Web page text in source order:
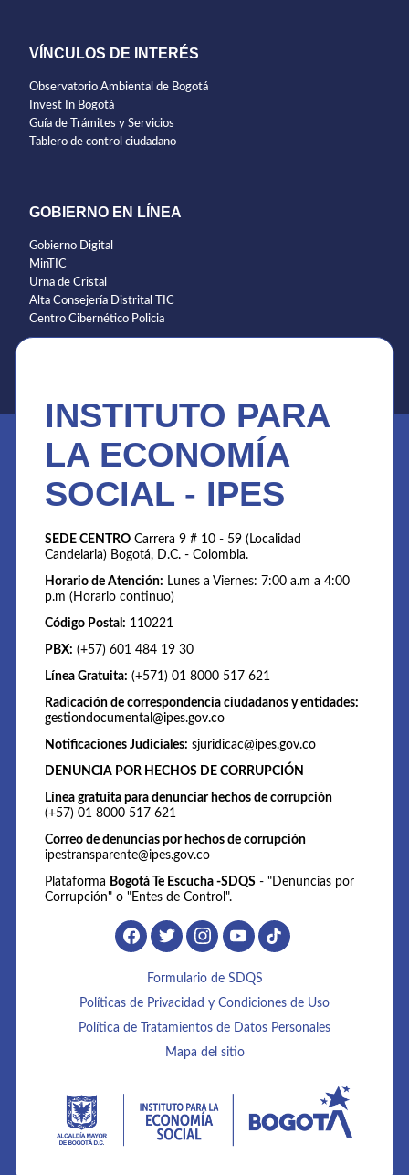
VÍNCULOS DE INTERÉS
Observatorio Ambiental de Bogotá
Invest In Bogotá
Guía de Trámites y Servicios
Tablero de control ciudadano
GOBIERNO EN LÍNEA
Gobierno Digital
MinTIC
Urna de Cristal
Alta Consejería Distrital TIC
Centro Cibernético Policia
INSTITUTO PARA
LA ECONOMÍA
SOCIAL - IPES
SEDE CENTRO Carrera 9 # 10 - 59 (Localidad
Candelaria) Bogotá, D.C. - Colombia.
Horario de Atención: Lunes a Viernes: 7:00 a.m a 4:00
p.m (Horario continuo)
Código Postal: 110221
PBX: (+57) 601 484 19 30
Línea Gratuita: (+571) 01 8000 517 621
Radicación de correspondencia ciudadanos y entidades:
gestiondocumental@ipes.gov.co
Notificaciones Judiciales: sjuridicac@ipes.gov.co
DENUNCIA POR HECHOS DE CORRUPCIÓN
Línea gratuita para denunciar hechos de corrupción
(+57) 01 8000 517 621
Correo de denuncias por hechos de corrupción
ipestransparente@ipes.gov.co
Plataforma Bogotá Te Escucha -SDQS - "Denuncias por
Corrupción" o "Entes de Control".
Formulario de SDQS
Políticas de Privacidad y Condiciones de Uso
Política de Tratamientos de Datos Personales
Mapa del sitio